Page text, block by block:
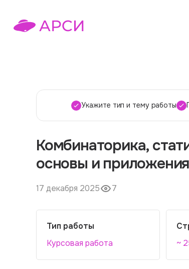
Укажите тип и тему работы
Комбинаторика,
основы и приложения
17 декабря 2025 7
Тип работы
Курсовая работа
~